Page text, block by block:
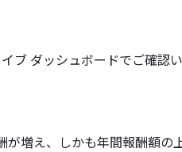
ダッシュボードでご確認
増え、しかも年間報酬額の